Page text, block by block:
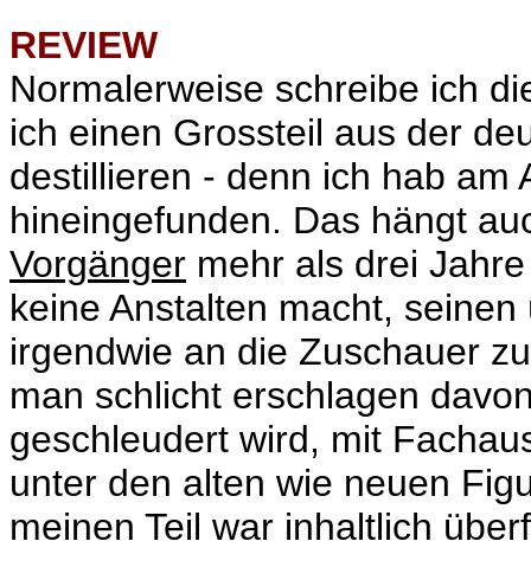
REVIEW
Normalerweise schreibe ich
ich einen Grossteil aus der
destillieren - denn ich hab am
hineingefunden. Das hängt
Vorgänger mehr als drei
keine Anstalten macht,
irgendwie an die Zuschauer
man schlicht erschlagen
geschleudert wird, mit
unter den alten wie neuen
meinen Teil war inhaltlich